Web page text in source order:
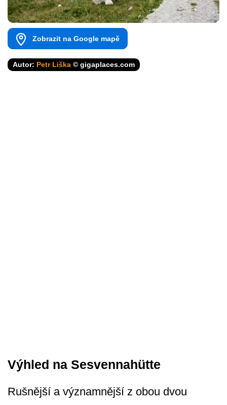
Zobrazit na Google mapě
Autor: Petr Liška © gigaplaces.com
Výhled na Sesvennahütte
Rušnější a významnější z obou dvou